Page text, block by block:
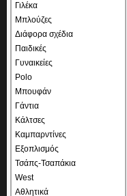
Γιλέκα
Μπλούζες
Διάφορα σχέδια
Παιδικές
Γυναικείες
Polo
Μπουφάν
Γάντια
Κάλτσες
Καμπαρντίνες
Εξοπλισμός
Τσάπς-Τσαπάκια
West
Αθλητικά